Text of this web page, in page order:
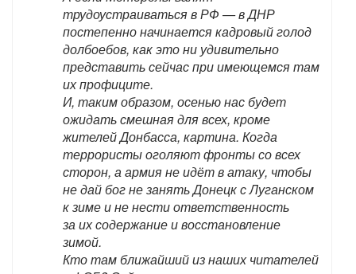
трудоустраиваться в РФ — в ДНР
постепенно начинается кадровый голод
долбоебов, как это ни удивительно
представить сейчас при имеющемся там
их профиците.
И, таким образом, осенью нас будет
ожидать смешная для всех, кроме
жителей Донбасса, картина. Когда
террористы оголяют фронты со всех
сторон, а армия не идёт в атаку, чтобы
не дай бог не занять Донецк с Луганском
к зиме и не нести ответственность
за их содержание и восстановление
зимой.
Кто там ближайший из наших читателей